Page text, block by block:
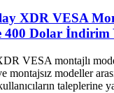
XDR VESA
400 Dolar İndirim
VESA montajlı
montajsız modeller
taleplerine